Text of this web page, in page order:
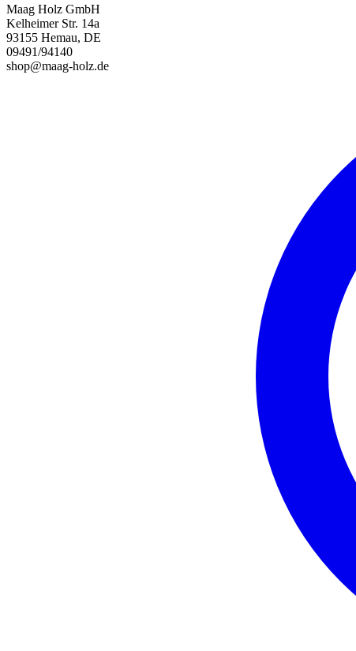
Maag Holz GmbH
Kelheimer Str. 14a
93155 Hemau, DE
09491/94140
shop@maag-holz.de